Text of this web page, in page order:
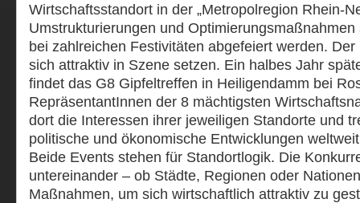
Wirtschaftsstandort in der „Metropolregion Rhein-
Umstrukturierungen und
bei zahlreichen Festivitäten abgefeiert werden.
sich attraktiv in Szene setzen. Ein halbes Jahr
findet das G8 Gipfeltreffen in Heiligendamm bei
RepräsentantInnen der 8 mächtigsten
dort die Interessen ihrer jeweiligen Standorte und
politische und ökonomische Entwicklungen
Beide Events stehen für Standortlogik. Die
untereinander – ob Städte, Regionen oder
Maßnahmen, um sich wirtschaftlich attraktiv zu